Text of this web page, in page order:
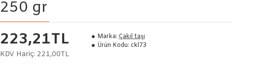
250 gr
223,21TL
KDV Hariç: 221,00TL
Marka: Çakıl taşı
Ürün Kodu: ckl73